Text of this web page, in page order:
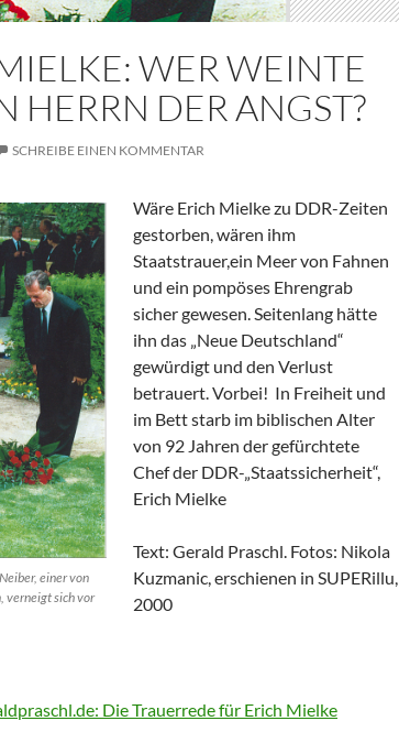
WER WEINTE
HERRN DER ANGST?
SCHREIBE EINEN KOMMENTAR
einer von
verneigt sich vor
Wäre Erich Mielke zu DDR-Zeiten
gestorben, wären ihm
Staatstrauer,ein Meer von Fahnen
und ein pompöses Ehrengrab
sicher gewesen. Seitenlang hätte
ihn das „Neue Deutschland“
gewürdigt und den Verlust
betrauert. Vorbei! In Freiheit und
im Bett starb im biblischen Alter
von 92 Jahren der gefürchtete
Chef der DDR-„Staatssicherheit“,
Erich Mielke
Text: Gerald Praschl. Fotos: Nikola
Kuzmanic, erschienen in SUPERillu,
2000
Die Trauerrede für Erich Mielke